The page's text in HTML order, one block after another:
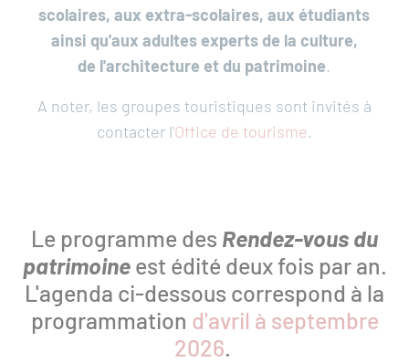
recherchez-
vous
SUR
SITE
ACCÈS
Actualités
Réserver une activité
Foire aux questions
scolaires, aux extra-scolaires, aux étudiants
ainsi qu'aux adultes experts de la culture,
de l'architecture et du patrimoine.
A noter, les groupes touristiques sont invités à
contacter l'Office de tourisme.
Le programme des Rendez-vous du
patrimoineest édité deux fois par an.
L'agenda ci-dessous correspond à la
programmation d'avril à septembre
2026.